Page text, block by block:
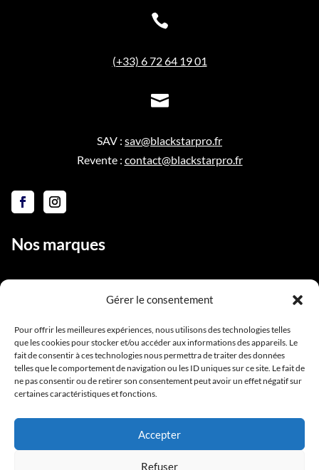
Gérer le consentement
Pour offrir les meilleures expériences, nous utilisons des technologies telles
que les cookies pour stocker et/ou accéder aux informations des appareils. Le
fait de consentir à ces technologies nous permettra de traiter des données
telles que le comportement de navigation ou les ID uniques sur ce site. Le fait de
ne pas consentir ou de retirer son consentement peut avoir un effet négatif sur
certaines caractéristiques et fonctions.
Accepter
Refuser

(+33) 6 72 64 19 01

SAV : sav@blackstarpro.fr
Revente : contact@blackstarpro.fr
Nos marques
Notre équipe
Contact
Conditions générales de vente